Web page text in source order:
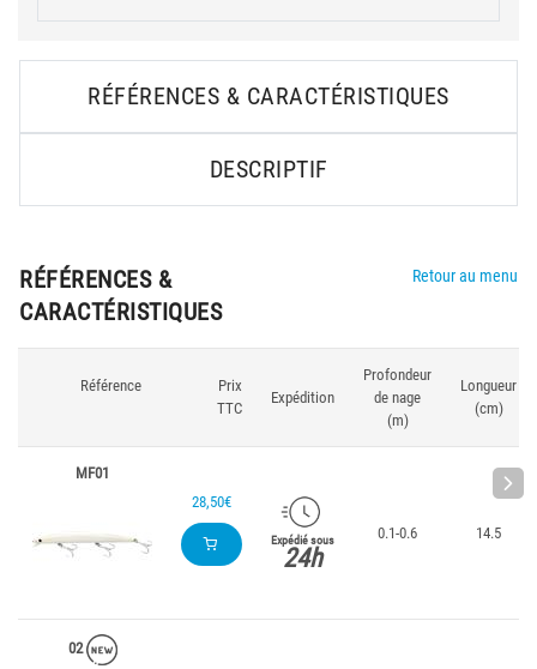
RÉFÉRENCES & CARACTÉRISTIQUES
DESCRIPTIF
RÉFÉRENCES &
CARACTÉRISTIQUES
Retour au menu
Référence
Prix
TTC
Expédition
Profondeur
de nage
(m)
Longueur
(cm)
MF01
28,50€
Expédié sous
24h
0.1-0.6 14.5
02